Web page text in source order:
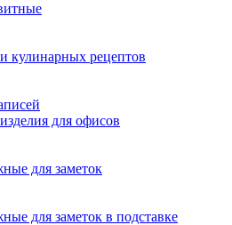
кулинарных рецептов
для офисов
для заметок
для заметок в подставке